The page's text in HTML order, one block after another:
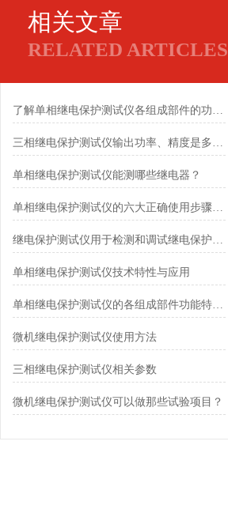
相关文章
RELATED ARTICLES
了解单相继电保护测试仪各组成部件的功能特点有助于保障作业安全
三相继电保护测试仪输出功率、精度是多少？
​单相继电保护测试仪能测哪些继电器？
单相继电保护测试仪的六大正确使用步骤分享
继电保护测试仪用于检测和调试继电保护装置
单相继电保护测试仪技术特性与应用
单相继电保护测试仪的各组成部件功能特点分享
微机继电保护测试仪使用方法
三相继电保护测试仪相关参数
微机继电保护测试仪可以做那些试验项目？